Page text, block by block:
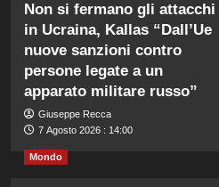
Non si fermano gli attacchi
in Ucraina, Kallas “Dall’Ue
nuove sanzioni contro
persone legate a un
apparato militare russo”
Giuseppe Recca
7 Agosto 2026 : 14:00
Mondo